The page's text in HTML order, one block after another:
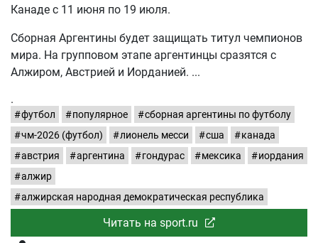
Канаде с 11 июня по 19 июля.
Сборная Аргентины будет защищать титул чемпионов
мира. На групповом этапе аргентинцы сразятся с
Алжиром, Австрией и Иорданией.
.
футбол популярное
сборная аргентины по футболу
чм-2026 (футбол)
лионель месси сша
канада
австрия
аргентина гондурас мексика
иордания
алжир
алжирская народная демократическая республика
Читать на sport.ru